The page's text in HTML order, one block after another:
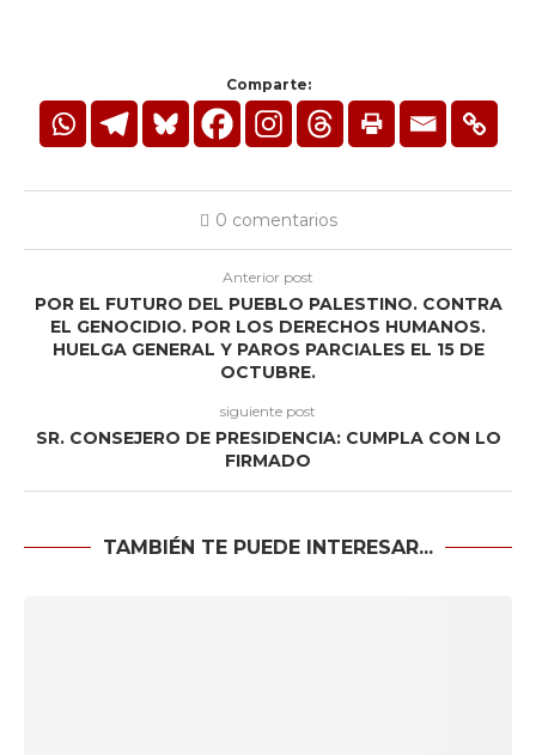
Comparte:
0 comentarios
Anterior post
POR EL FUTURO DEL PUEBLO PALESTINO. CONTRA
EL GENOCIDIO. POR LOS DERECHOS HUMANOS.
HUELGA GENERAL Y PAROS PARCIALES EL 15 DE
OCTUBRE.
siguiente post
SR. CONSEJERO DE PRESIDENCIA: CUMPLA CON LO
FIRMADO
TAMBIÉN TE PUEDE INTERESAR...